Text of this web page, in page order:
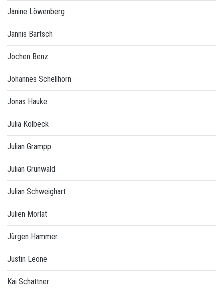
Janine Löwenberg
Jannis Bartsch
Jochen Benz
Johannes Schellhorn
Jonas Hauke
Julia Kolbeck
Julian Grampp
Julian Grunwald
Julian Schweighart
Julien Morlat
Jürgen Hammer
Justin Leone
Kai Schattner